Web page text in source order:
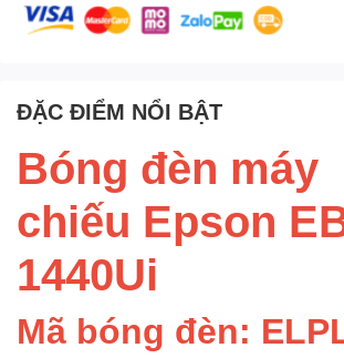
ĐẶC ĐIỂM NỔI BẬT
Bóng đèn máy
chiếu Epson
1440Ui
Mã bóng đèn: